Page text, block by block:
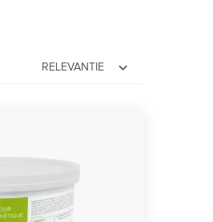
RELEVANTIE expand_more